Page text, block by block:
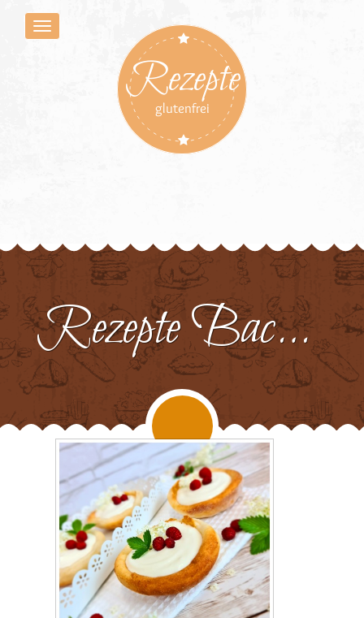
Rezepte
glutenfrei
Rezepte Backmischung PITA & WRAPS